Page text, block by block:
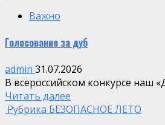
Важно
Голосование за дуб
admin 31.07.2026
В всероссийском конкурсе наш
Читать далее
️ Рубрика БЕЗОПАСНОЕ ЛЕТО